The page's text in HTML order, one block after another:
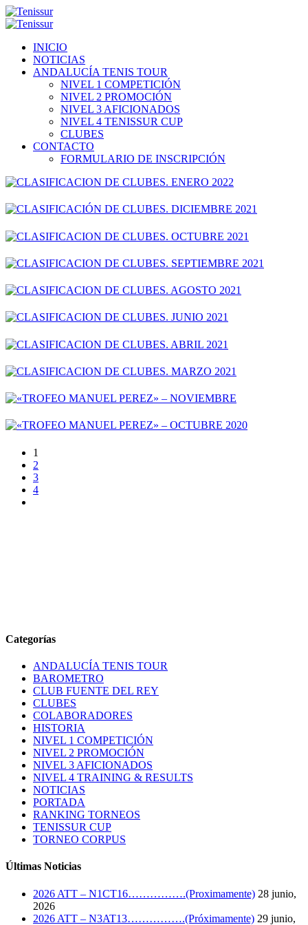
INICIO
NOTICIAS
ANDALUCÍA TENIS TOUR
NIVEL 1 COMPETICIÓN
NIVEL 2 PROMOCIÓN
NIVEL 3 AFICIONADOS
NIVEL 4 TENISSUR CUP
CLUBES
CONTACTO
FORMULARIO DE INSCRIPCIÓN
1
2
3
4
Categorías
ANDALUCÍA TENIS TOUR
BAROMETRO
CLUB FUENTE DEL REY
CLUBES
COLABORADORES
HISTORIA
NIVEL 1 COMPETICIÓN
NIVEL 2 PROMOCIÓN
NIVEL 3 AFICIONADOS
NIVEL 4 TRAINING & RESULTS
NOTICIAS
PORTADA
RANKING TORNEOS
TENISSUR CUP
TORNEO CORPUS
Últimas Noticias
2026 ATT – N1CT16…………….(Proximamente) 28 junio,
2026
2026 ATT – N3AT13…………….(Próximamente) 29 junio,